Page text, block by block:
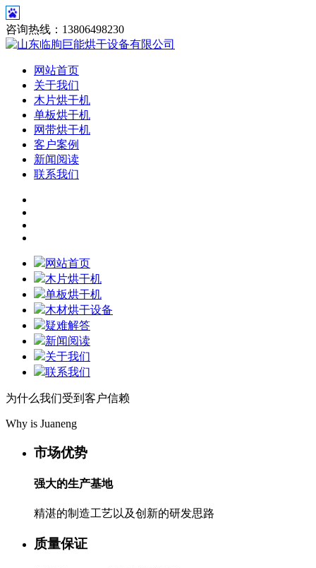
咨询热线：13806498230
网站首页
关于我们
木片烘干机
单板烘干机
网带烘干机
客户案例
新闻阅读
联系我们
网站首页
木片烘干机
单板烘干机
木材烘干设备
疑难解答
新闻阅读
关于我们
联系我们
为什么我们受到客户信赖
Why is Juaneng
市场优势
强大的生产基地
精湛的制造工艺以及创新的研发思路
质量保证